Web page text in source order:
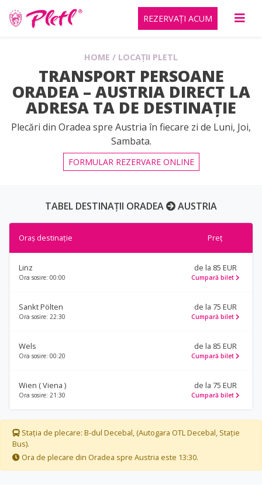
REZERVAȚI ACUM
HOME / LOCAȚII PLETL
TRANSPORT PERSOANE
ORADEA – AUSTRIA DIRECT LA
ADRESA TA DE DESTINAȚIE
Plecări din Oradea spre Austria în fiecare zi de Luni, Joi,
Sambata.
FORMULAR REZERVARE ONLINE
TABEL DESTINAȚII ORADEA AUSTRIA
Oraș destinație Preț
Linz
Ora sosire: 00:00
de la 85 EUR
Cumpară bilet
Sankt Pölten
Ora sosire: 22:30
de la 75 EUR
Cumpară bilet
Wels
Ora sosire: 00:20
de la 85 EUR
Cumpară bilet
Wien ( Viena )
Ora sosire: 21:30
de la 75 EUR
Cumpară bilet
Stația de plecare: B-dul Decebal, (Autogara OTL Decebal, Stație
Bus).
Ora de plecare din Oradea spre Austria este 13:30.